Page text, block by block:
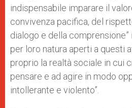
indispensabile imparare il
convivenza pacifica, del
dialogo e della comprensione”
per loro natura aperti a questi
proprio la realtà sociale in cui
pensare e ad agire in modo
intollerante e violento”.